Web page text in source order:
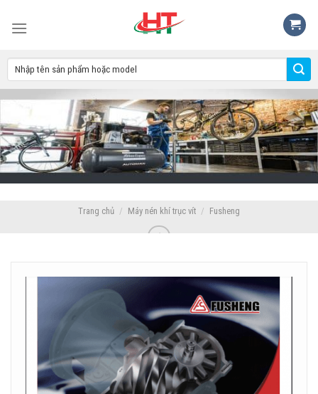
Trang chủ / Máy nén khí trục vít / Fusheng